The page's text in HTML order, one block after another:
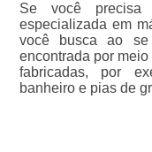
Se você precisa
especializada em
você busca ao
encontrada por
fabricadas, por
banheiro e pias de